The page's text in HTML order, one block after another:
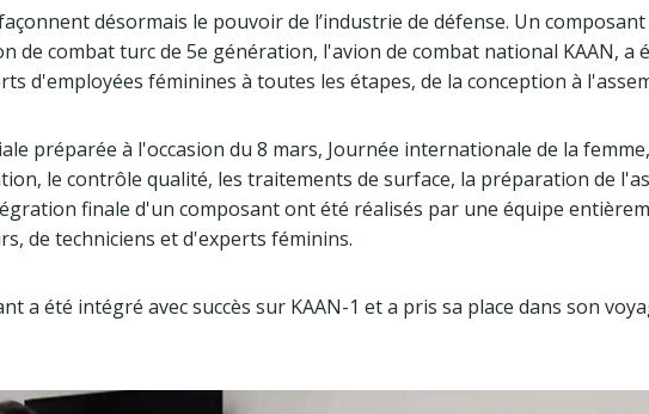
désormais le pouvoir de l’industrie de défense. Un
de combat turc de 5e génération, l'avion de combat national KAAN, a
d'employées féminines à toutes les étapes, de la conception à
préparée à l'occasion du 8 mars, Journée internationale de la
le contrôle qualité, les traitements de surface, la préparation de
finale d'un composant ont été réalisés par une équipe
de techniciens et d'experts féminins.
a été intégré avec succès sur KAAN-1 et a pris sa place dans son